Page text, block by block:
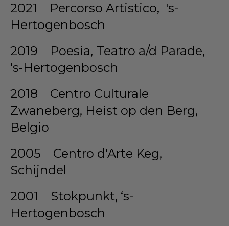
2021 Percorso Artistico, 's-
Hertogenbosch
2019 Poesia, Teatro a/d Parade,
's-Hertogenbosch
2018 Centro Culturale
Zwaneberg, Heist op den Berg,
Belgio
2005 Centro d'Arte Keg,
Schijndel
2001 Stokpunkt, ‘s-
Hertogenbosch